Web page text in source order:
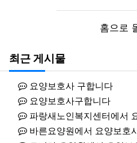
홈으로
최근 게시물
요양보호사 구합니다
요양보호사구합니다
파랑새노인복지센터에서
바른요양원에서 요양보호